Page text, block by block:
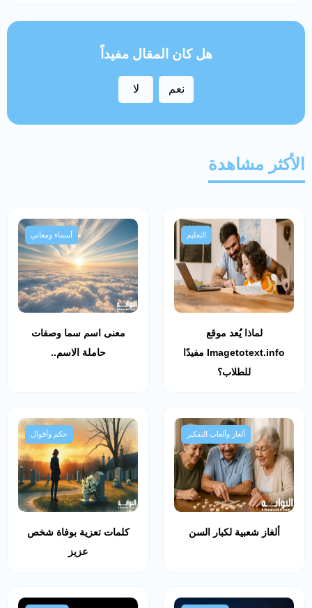
هل كان المقال مفيداً
نعم لا
الأكثر مشاهدة
التعليم
لماذا يُعد موقع
Imagetotext.info مفيدًا
للطلاب؟
أسماء ومعاني
معنى اسم سما وصفات
حاملة الاسم..
ألغاز وألعاب التفكير
ألغاز شعبية لكبار السن
حكم وأقوال
كلمات تعزية بوفاة شخص
عزيز